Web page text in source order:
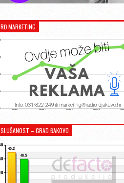
RĐ MARKETING
SLUŠANOST – GRAD ĐAKOVO